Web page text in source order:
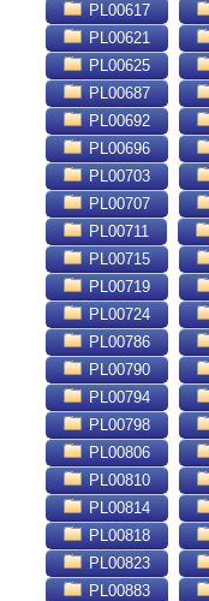
PL00617
PL00621
PL00625
PL00687
PL00692
PL00696
PL00703
PL00707
PL00711
PL00715
PL00719
PL00724
PL00786
PL00790
PL00794
PL00798
PL00806
PL00810
PL00814
PL00818
PL00823
PL00883